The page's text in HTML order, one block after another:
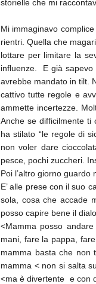
storielle che mi
Mi immaginavo
rientri. Quella che
lottare per limitare la
influenze. E già
avrebbe mandato in tilt.
cattivo tutte regole e
ammette incertezze.
Anche se difficilmente ti
ha stilato “le regole di
non voler dare
pesce, pochi zuccheri.
Poi l’altro giorno guardo
E’ alle prese con il suo
sola, cosa che accade
posso capire bene il
<Mamma posso
mani, fare la pappa,
mamma basta che non
mamma < non si salta
<ma è divertente e con